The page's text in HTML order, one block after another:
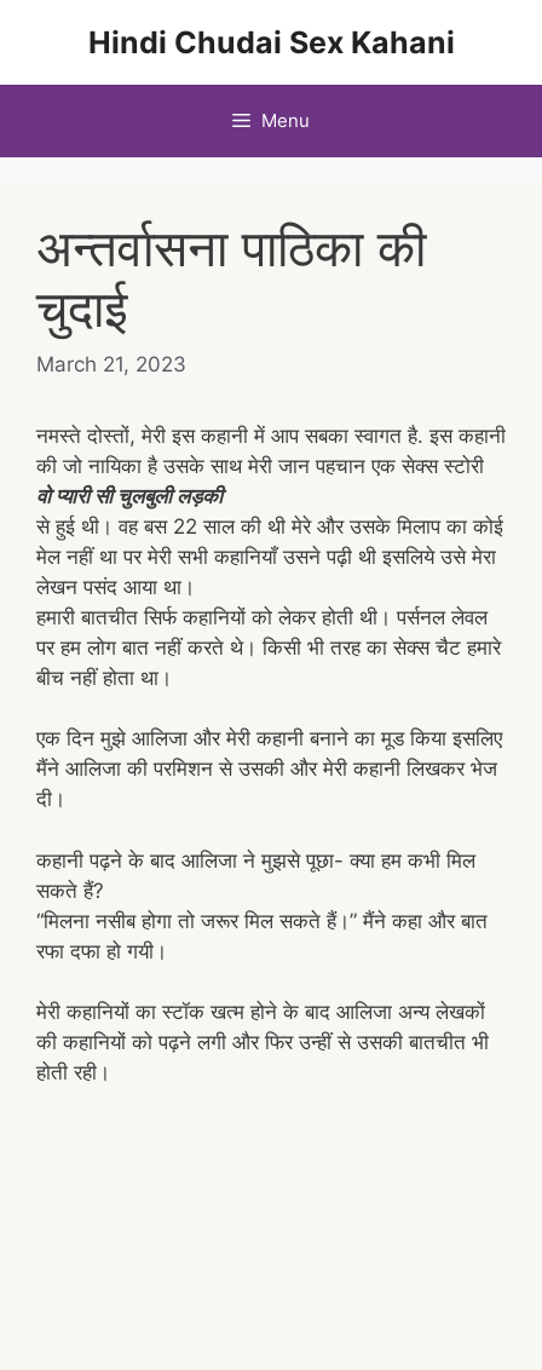
Hindi Chudai Sex Kahani
Menu
अन्तर्वासना पाठिका की
चुदाई
March 21, 2023
नमस्ते दोस्तों, मेरी इस कहानी में आप सबका स्वागत है. इस कहानी
की जो नायिका है उसके साथ मेरी जान पहचान एक सेक्स स्टोरी
वो प्यारी सी चुलबुली लड़की
से हुई थी। वह बस 22 साल की थी मेरे और उसके मिलाप का कोई
मेल नहीं था पर मेरी सभी कहानियाँ उसने पढ़ी थी इसलिये उसे मेरा
लेखन पसंद आया था।
हमारी बातचीत सिर्फ कहानियों को लेकर होती थी। पर्सनल लेवल
पर हम लोग बात नहीं करते थे। किसी भी तरह का सेक्स चैट हमारे
बीच नहीं होता था।
एक दिन मुझे आलिजा और मेरी कहानी बनाने का मूड किया इसलिए
मैंने आलिजा की परमिशन से उसकी और मेरी कहानी लिखकर भेज
दी।
कहानी पढ़ने के बाद आलिजा ने मुझसे पूछा- क्या हम कभी मिल
सकते हैं?
“मिलना नसीब होगा तो जरूर मिल सकते हैं।” मैंने कहा और बात
रफा दफा हो गयी।
मेरी कहानियों का स्टॉक खत्म होने के बाद आलिजा अन्य लेखकों
की कहानियों को पढ़ने लगी और फिर उन्हीं से उसकी बातचीत भी
होती रही।